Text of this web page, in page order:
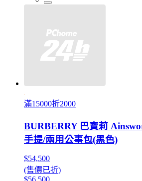
滿15000折2000
BURBERRY 巴寶莉
手提/兩用公事包(黑色)
$54,500
(售價已折)